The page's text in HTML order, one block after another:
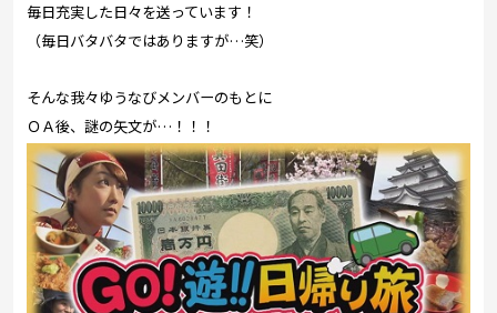
会社概要・ビジョン
お問い合わせ
毎日充実した日々を送っています！
（毎日バタバタではありますが…笑）
そんな我々ゆうなびメンバーのもとに
ＯＡ後、謎の矢文が…！！！